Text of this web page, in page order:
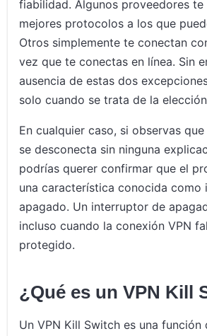
fiabilidad. Algunos proveedores
mejores protocolos a los que
Otros simplemente te conectan
vez que te conectas en línea. Sin
ausencia de estas dos
solo cuando se trata de la
En cualquier caso, si observas
se desconecta sin ninguna
podrías querer confirmar que el
una característica conocida como
apagado. Un interruptor de
incluso cuando la conexión VPN
protegido.
¿Qué es un VPN Kill
Un VPN Kill Switch es una función